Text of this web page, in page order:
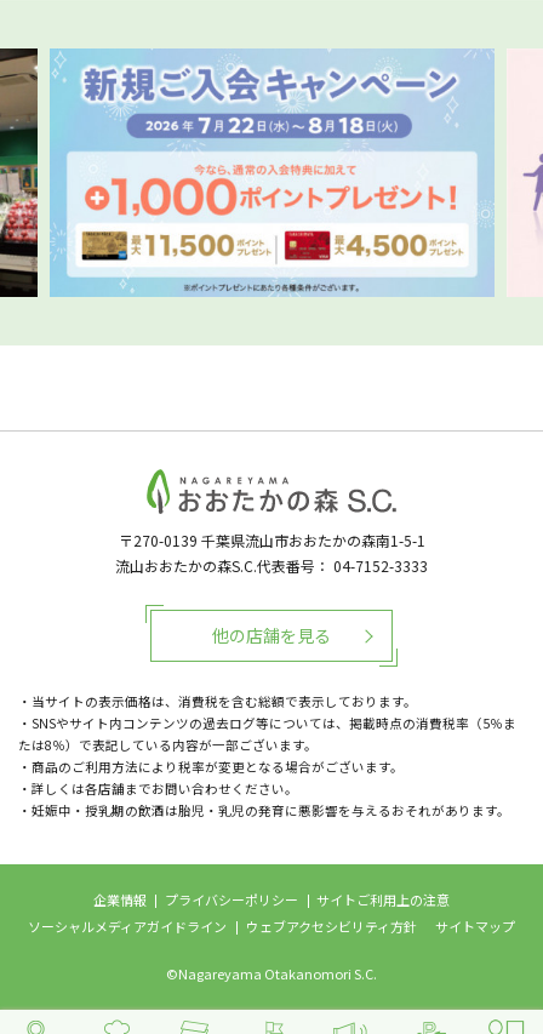
〒270-0139 千葉県流山市おおたかの森南1-5-1
流山おおたかの森S.C.代表番号： 04-7152-3333
・当サイトの表示価格は、消費税を含む総額で表示しております。
・SNSやサイト内コンテンツの過去ログ等については、掲載時点の消費税率（5％ま
たは8％）で表記している内容が一部ございます。
・商品のご利用方法により税率が変更となる場合がございます。
・詳しくは各店舗までお問い合わせください。
・妊娠中・授乳期の飲酒は胎児・乳児の発育に悪影響を与えるおそれがあります。
他の店舗を見る
企業情報 プライバシーポリシー
サイトご利用上の注意
ソーシャルメディアガイドライン
ウェブアクセシビリティ方針 サイトマップ
©Nagareyama Otakanomori S.C.